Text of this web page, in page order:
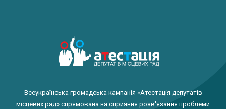
Всеукраїнська громадська кампанія «Атестація депутатів
місцевих рад» спрямована на сприяння розв'язання проблеми